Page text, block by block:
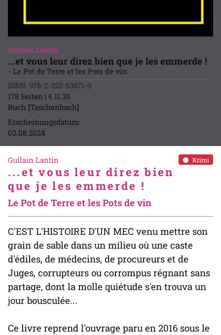
Guilain Lantin
...et vous leur direz bien que je les emmerde !
- Le Pot de Terre et les Pots de vin
ISBN: 978-2-322-53671-9
178 Seiten | € 11.20
Buch [Taschenbuch]
Erscheinungsdatum:
02.08.2024
Krimi
Guilain Lantin
...et vous leur direz bien
que je les emmerde !
Le Pot de Terre et les Pots de vin
C'EST L'HISTOIRE D'UN MEC venu mettre son
grain de sable dans un milieu où une caste
d'édiles, de médecins, de procureurs et de
Juges, corrupteurs ou corrompus régnant sans
partage, dont la molle quiétude s'en trouva un
jour bousculée...
Ce livre reprend l'ouvrage paru en 2016 sous le